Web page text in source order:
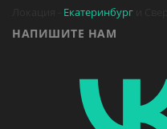
Екатеринбург
НАПИШИТЕ НАМ